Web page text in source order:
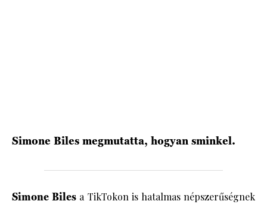
Simone Biles megmutatta, hogyan sminkel.
Simone Biles a TikTokon is hatalmas népszerűségnek